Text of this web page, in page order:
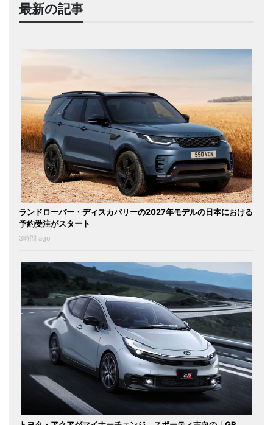
最新の記事
ランドローバー・ディスカバリーの2027年モデルの日本における
予約受注がスタート
3時間 ago